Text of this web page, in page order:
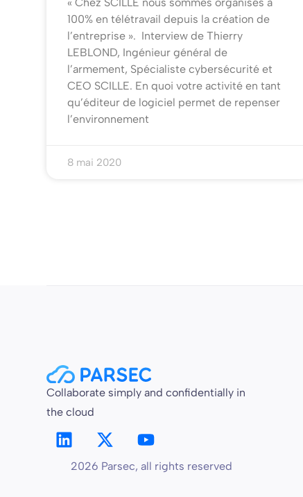
100% en télétravail depuis la création de
l’entreprise ». Interview de Thierry
LEBLOND, Ingénieur général de
l’armement, Spécialiste cybersécurité et
CEO SCILLE. En quoi votre activité en tant
qu’éditeur de logiciel permet de repenser
l’environnement
8 mai 2020
Collaborate simply and confidentially in
the cloud
2026 Parsec, all rights reserved